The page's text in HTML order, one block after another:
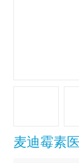
麦迪霉素